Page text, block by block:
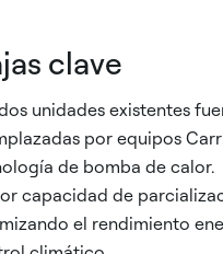
clave
unidades existentes
por equipos
de bomba de calor.
capacidad de
el rendimiento